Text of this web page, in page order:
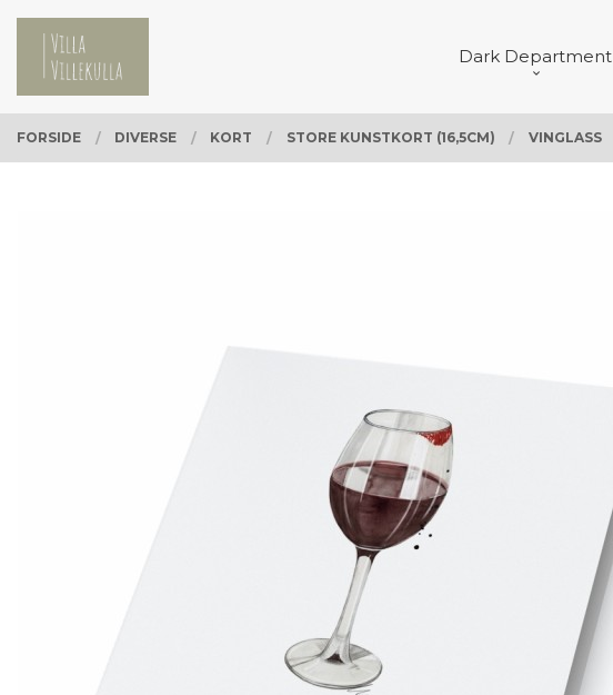
Gå
innholdet
PRODUKTER
Dark Department
FORSIDE DIVERSE KORT STORE KUNSTKORT (16,5CM) VINGLASS